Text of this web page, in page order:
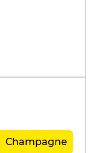
Champagne